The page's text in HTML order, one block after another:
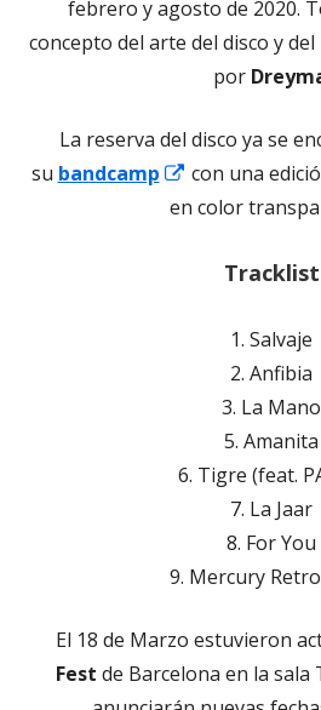
febrero y agosto de 2020.
concepto del arte del disco y
por
La reserva del disco ya se
su bandcamp
Abrir
en
ventana
con una
en color
Tracklist
1. Salvaje
2. Anfibia
3. La Mano
5. Amanita
6. Tigre (feat.
7. La Jaar
8. For You
9. Mercury
El 18 de Marzo estuvieron
Fest de Barcelona en la